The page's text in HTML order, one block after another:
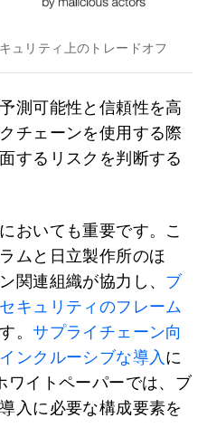
ュリティ上のトレードオフ
測可能性と信頼性を高
チェーンを使用する際
するリスクを判断する
おいても重要です。こ
ムと日立製作所のほ
関連組織が協力し、 ブ
キュリティのフレーム
。サプライチェーン向
ンクルーシブな導入 に
ワイトペーパーでは、ブ
入に必要な構成要素を